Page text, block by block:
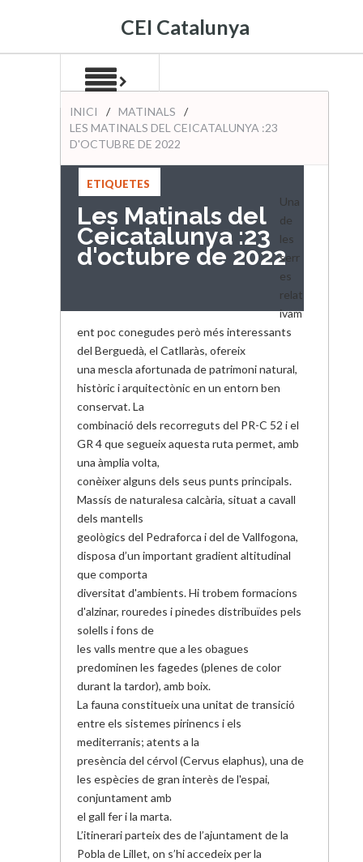
CEI Catalunya
INICI / MATINALS
/
LES MATINALS DEL CEICATALUNYA :23
D'OCTUBRE DE 2022
ETIQUETES
:2022,
MATINALS
Les Matinals del
Ceicatalunya :23
d'octubre de 2022
Una
de
les
serr
es
relat
ivam
ent poc conegudes però més interessants
del Berguedà, el Catllaràs, ofereix
una mescla afortunada de patrimoni natural,
històric i arquitectònic en un entorn ben
conservat. La
combinació dels recorreguts del PR-C 52 i el
GR 4 que segueix aquesta ruta permet, amb
una àmplia volta,
conèixer alguns dels seus punts principals.
Massís de naturalesa calcària, situat a cavall
dels mantells
geològics del Pedraforca i del de Vallfogona,
disposa d’un important gradient altitudinal
que comporta
diversitat d'ambients. Hi trobem formacions
d'alzinar, rouredes i pinedes distribuïdes pels
solells i fons de
les valls mentre que a les obagues
predominen les fagedes (plenes de color
durant la tardor), amb boix.
La fauna constitueix una unitat de transició
entre els sistemes pirinencs i els
mediterranis; atents a la
presència del cérvol (Cervus elaphus), una de
les espècies de gran interès de l'espai,
conjuntament amb
el gall fer i la marta.
L’itinerari parteix des de l’ajuntament de la
Pobla de Lillet, on s’hi accedeix per la